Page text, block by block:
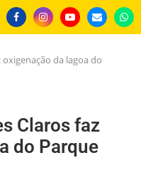
da lagoa do
Claros faz
do Parque